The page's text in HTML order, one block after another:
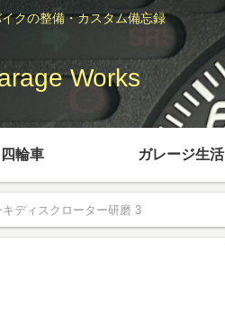
クの整備・カスタム備忘録
Works
四輪車 ガレージ生活
キディスクローター研磨 3